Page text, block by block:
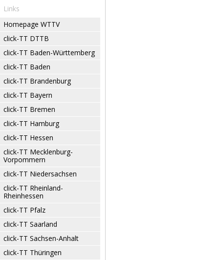
Links
Homepage WTTV
click-TT DTTB
click-TT Baden-Württemberg
click-TT Baden
click-TT Brandenburg
click-TT Bayern
click-TT Bremen
click-TT Hamburg
click-TT Hessen
click-TT Mecklenburg-
Vorpommern
click-TT Niedersachsen
click-TT Rheinland-
Rheinhessen
click-TT Pfalz
click-TT Saarland
click-TT Sachsen-Anhalt
click-TT Thüringen